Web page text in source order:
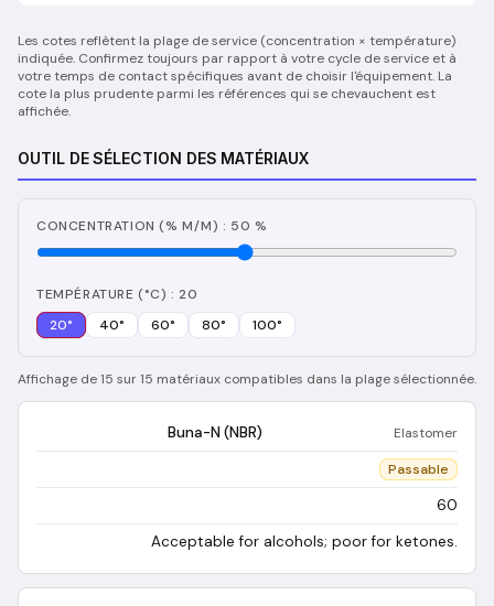
Les cotes reflètent la plage de service (concentration × température)
indiquée. Confirmez toujours par rapport à votre cycle de service et à
votre temps de contact spécifiques avant de choisir l'équipement. La
cote la plus prudente parmi les références qui se chevauchent est
affichée.
OUTIL DE SÉLECTION DES MATÉRIAUX
CONCENTRATION (% M/M) : 50 %
TEMPÉRATURE (°C) : 20
20° 40° 60° 80° 100°
Affichage de 15 sur 15 matériaux compatibles dans la plage sélectionnée.
Buna-N (NBR) Elastomer
Passable
60
Acceptable for alcohols; poor for ketones.